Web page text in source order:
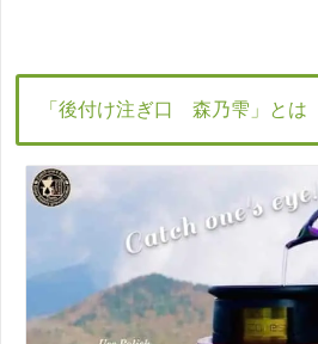
「後付け注ぎ口 森乃雫」とは